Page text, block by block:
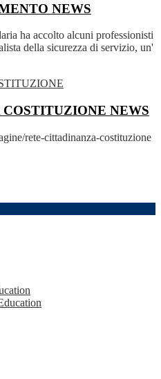
NEWS
ha accolto alcuni professionisti
della sicurezza di servizio, un'
NEWS
rete-cittadinanza-costituzione